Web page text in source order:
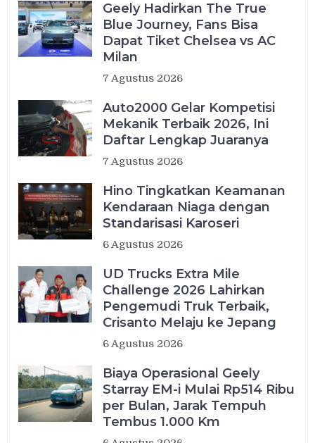
Geely Hadirkan The True
Blue Journey, Fans Bisa
Dapat Tiket Chelsea vs AC
Milan
7 Agustus 2026
Auto2000 Gelar Kompetisi
Mekanik Terbaik 2026, Ini
Daftar Lengkap Juaranya
7 Agustus 2026
Hino Tingkatkan Keamanan
Kendaraan Niaga dengan
Standarisasi Karoseri
6 Agustus 2026
UD Trucks Extra Mile
Challenge 2026 Lahirkan
Pengemudi Truk Terbaik,
Crisanto Melaju ke Jepang
6 Agustus 2026
Biaya Operasional Geely
Starray EM-i Mulai Rp514 Ribu
per Bulan, Jarak Tempuh
Tembus 1.000 Km